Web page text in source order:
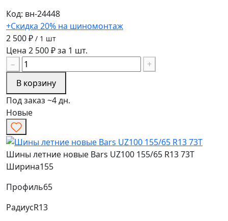
Код: вн-24448
+Скидка 20% на шиномонтаж
2 500 ₽ / 1 шт
Цена 2 500 ₽ за 1 шт.
−
+
В корзину
Под заказ ~4 дн.
Новые
Шины летние новые Bars UZ100 155/65 R13 73T
Ширина155
Профиль65
РадиусR13